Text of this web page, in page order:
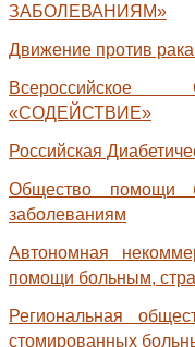
ЗАБОЛЕВАНИЯМ»
Движение против
Всероссийское
«СОДЕЙСТВИЕ»
Российская
Общество помощи
заболеваниям
Автономная
помощи больным,
Региональная
стомированных